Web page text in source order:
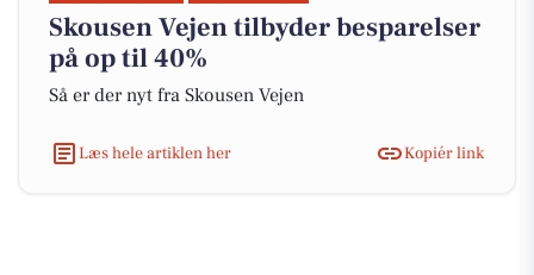
Skousen Vejen tilbyder besparelser
på op til 40%
Så er der nyt fra Skousen Vejen
Læs hele artiklen her Kopiér link